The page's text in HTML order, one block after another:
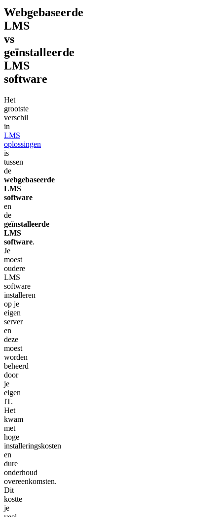
Webgebaseerde
LMS
vs
geïnstalleerde
LMS
software
Het
grootste
verschil
in
LMS
oplossingen
is
tussen
de
webgebaseerde
LMS
software
en
de
geïnstalleerde
LMS
software.
Je
moest
oudere
LMS
software
installeren
op je
eigen
server
en
deze
moest
worden
beheerd
door
je
eigen
IT.
Het
kwam
met
hoge
installeringskosten
en
dure
onderhoud
overeenkomsten.
Dit
kostte
je